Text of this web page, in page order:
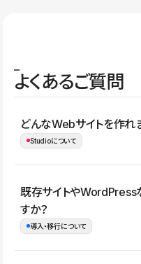
よくあるご質問
どんなWebサイトを作れ
Studioについて
コーポレートサイト、サー
グ・メディア、イベントサ
ォリオなど幅広く制作できま
既存サイトやWordPress
すか？
導入・移行について